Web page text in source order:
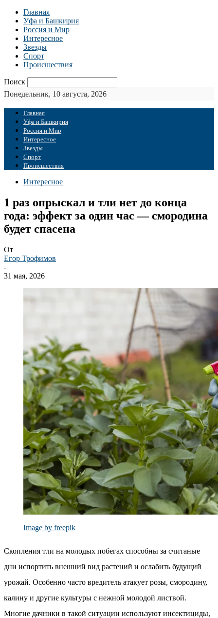
Главная
Уфа и Башкирия
Россия и Мир
Интересное
Звезды
Спорт
Происшествия
Поиск
Понедельник, 10 августа, 2026
Главная
Уфа и Башкирия
Россия и Мир
Интересное
Звезды
Спорт
Происшествия
Интересное
1 раз опрыскал и тли нет до конца
года: эффект за один час — смородина
будет спасена
От
Егор Трофимов
-
31 мая, 2026
Image by freepik
Скопления тли на молодых побегах способны за считаные
дни испортить внешний вид растений и ослабить будущий
урожай. Особенно часто вредитель атакует розы, смородину,
калину и другие культуры с нежной молодой листвой.
Многие дачники в такой ситуации используют инсектициды,